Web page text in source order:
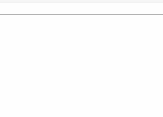
что позволяет улучшить
прошивок изменены
на ДВС и улучшает
при этом не влияет на ресурс
(согласно ТТХ двигателей)
службы ДВС. Для атмосферных
и зависит от состояния